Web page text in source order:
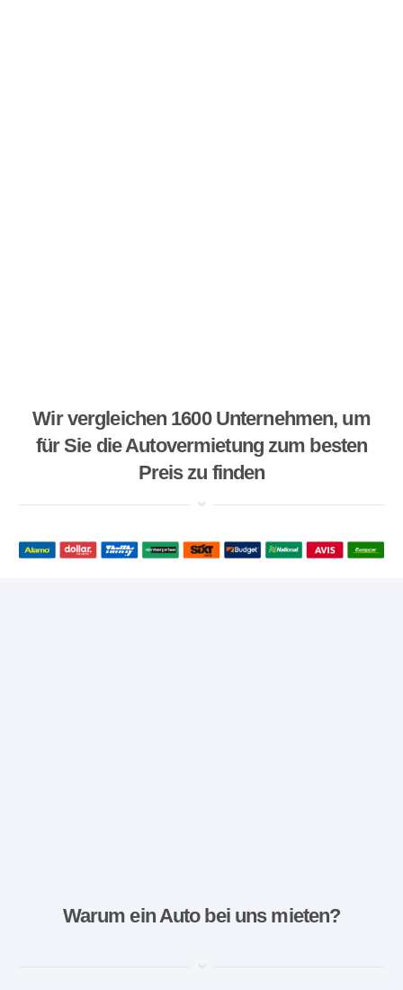
Wir vergleichen 1600 Unternehmen, um
für Sie die Autovermietung zum besten
Preis zu finden
Warum ein Auto bei uns mieten?